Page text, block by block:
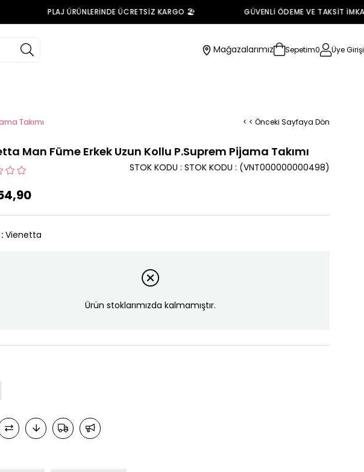
PLAJ ÜRÜNLERİNDE ÜCRETSİZ KARGO 🏖️ GÜVENLİ ÖDEME VE TAKSİT
Mağazalarımız Sepetim0 Üye Girişi
Takımı < < Önceki Sayfaya Dön
Man Füme Erkek Uzun Kollu P.Suprem Pijama Takımı
(VNT000000000498)
STOK KODU STOK KODU
: Vienetta
Ürün stoklarımızda kalmamıştır.